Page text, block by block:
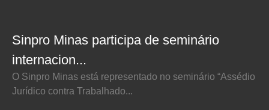
Sinpro Minas participa de seminário
internacion...
O Sinpro Minas está representado no seminário “Assédio
Jurídico contra Trabalhado...